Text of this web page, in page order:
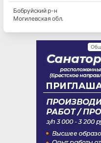
Бобруйскийр-н
Могилевская обл.